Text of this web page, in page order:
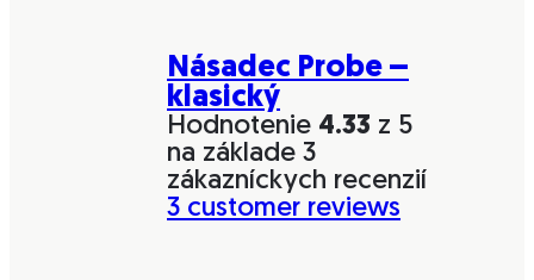
Násadec Probe –
klasický
Hodnotenie 4.33 z 5
na základe 3
zákazníckych recenzií
3 customer reviews